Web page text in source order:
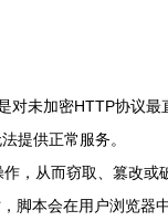
对未加密HTTP协议最
提供正常服务。
，从而窃取、篡改或
脚本会在用户浏览器